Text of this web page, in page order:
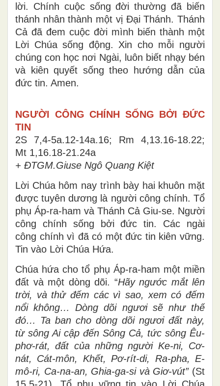
lời. Chính cuộc sống đời thường đã biến
thánh nhân thành một vị Đại Thánh. Thánh
Cả đã đem cuộc đời mình biến thành một
Lời Chúa sống động. Xin cho mỗi người
chúng con học nơi Ngài, luôn biết nhạy bén
và kiên quyết sống theo hướng dẫn của
đức tin. Amen.
NGƯỜI CÔNG CHÍNH SỐNG BỞI ĐỨC
TIN
2S 7,4-5a.12-14a.16; Rm 4,13.16-18.22;
Mt 1,16.18-21.24a
+ ĐTGM.Giuse Ngô Quang Kiệt
Lời Chúa hôm nay trình bày hai khuôn mặt
được tuyên dương là người công chính. Tổ
phụ Áp-ra-ham và Thánh Cả Giu-se. Người
công chính sống bởi đức tin. Các ngài
công chính vì đã có một đức tin kiên vững.
Tin vào Lời Chúa Hứa.
Chúa hứa cho tổ phụ Áp-ra-ham một miền
đất và một dòng dõi. “Hãy ngước mắt lên
trời, và thử đếm các vì sao, xem có đếm
nổi không… Dòng dõi ngươi sẽ như thế
đó… Ta ban cho dòng dõi ngươi đất này,
từ sông Ai cập đến Sông Cả, tức sông Êu-
phơ-rát, đất của những người Ke-ni, Cơ-
nát, Cát-môn, Khết, Pơ-rít-di, Ra-pha, E-
mô-ri, Ca-na-an, Ghia-ga-si và Giơ-vút”(St
15,5-21). Tổ phụ vững tin vào Lời Chúa